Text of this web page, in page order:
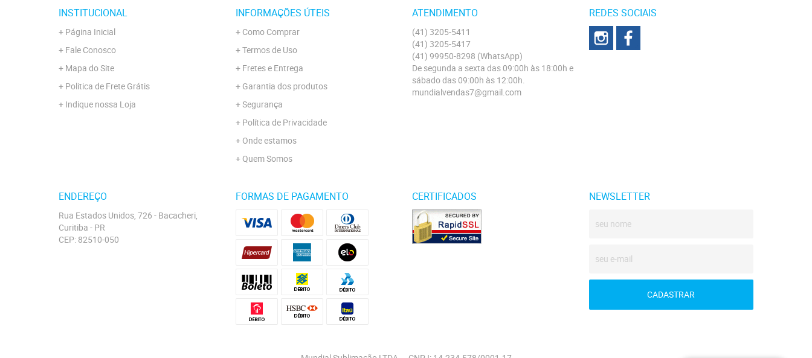
INSTITUCIONAL
Página Inicial
Fale Conosco
Mapa do Site
Politica de Frete Grátis
Indique nossa Loja
INFORMAÇÕES ÚTEIS
Como Comprar
Termos de Uso
Fretes e Entrega
Garantia dos produtos
Segurança
Política de Privacidade
Onde estamos
Quem Somos
ATENDIMENTO
(41) 3205-5411
(41) 3205-5417
(41) 99950-8298 (WhatsApp)
De segunda a sexta das 09:00h às 18:00h e
sábado das 09:00h às 12:00h.
mundialvendas7@gmail.com
REDES SOCIAIS
ENDEREÇO
Rua Estados Unidos, 726 - Bacacheri,
Curitiba - PR
CEP: 82510-050
FORMAS DE PAGAMENTO CERTIFICADOS NEWSLETTER
CADASTRAR